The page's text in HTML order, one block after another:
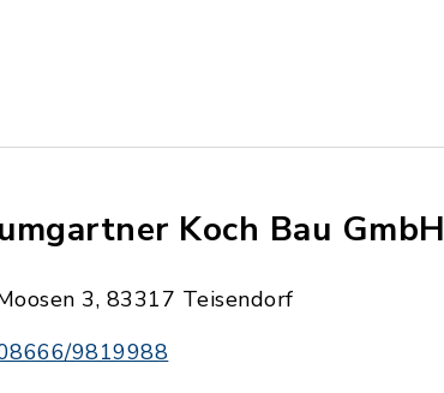
Koch Bau GmbH
3, 83317 Teisendorf
9819988